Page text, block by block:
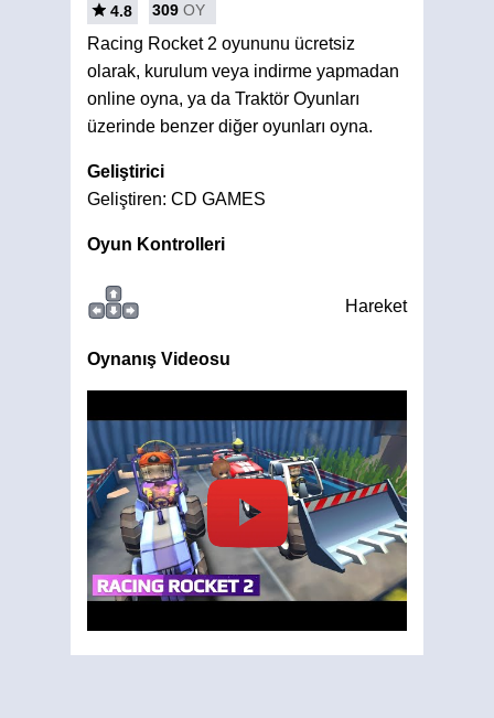
4.8 309 OY
Racing Rocket 2 oyununu ücretsiz
olarak, kurulum veya indirme yapmadan
online oyna, ya da Traktör Oyunları
üzerinde benzer diğer oyunları oyna.
Geliştirici
Geliştiren: CD GAMES
Oyun Kontrolleri
Hareket
Oynanış Videosu